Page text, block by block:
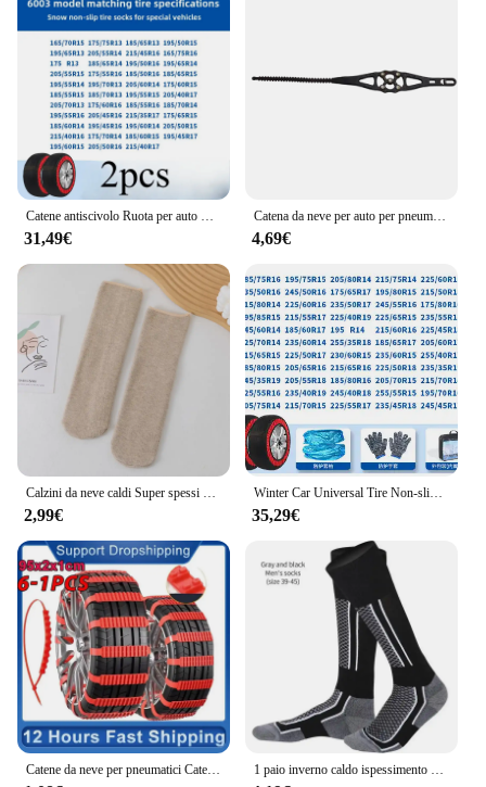
Catene antiscivolo Ruota per auto Catena per pneumatici di emergenza Calzini da neve Accessori per auto invernali per Mercedes Benz AMG Per BMW Per Volkswagen
31,49€
Catena da neve per auto per pneumatici per auto catena da neve ruota pneumatico pneumatici fuoristrada auto invernali calzino catene di plastica SUV Winters Off road 4x4 Vehic
4,69€
Calzini da neve caldi Super spessi da uomo autunno inverno peluche invernale e spessi lunghi calzini da uomo e da donna in puro cotone resistente al freddo
2,99€
Winter Car Universal Tire Non-slip Sleeve Auto All-inclusive Anti-scratch Wheel Hub Noise Reduction Shock Absorption Snow Socks
35,29€
Catene da neve per pneumatici Catena di trazione per pneumatici portatili Calzini da neve automobilistici per pneumatici Dispositivo di trazione per neve per accessori invernali 6-1 pezzi 1 paio inverno caldo ispessimento calze da sci calze da trekking per donna uomo bambini Anti-freddo sci calze sportive alte all'aperto